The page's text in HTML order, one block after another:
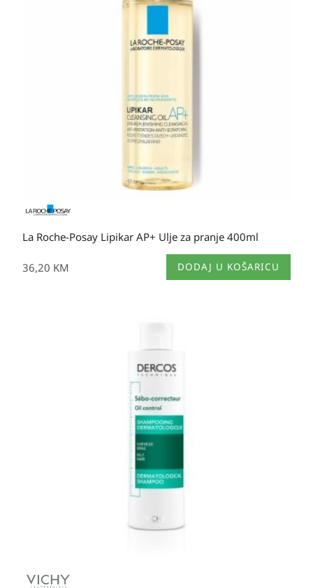
La Roche-Posay Lipikar AP+ Ulje za pranje 400ml
36,20 KM DODAJ U KOŠARICU